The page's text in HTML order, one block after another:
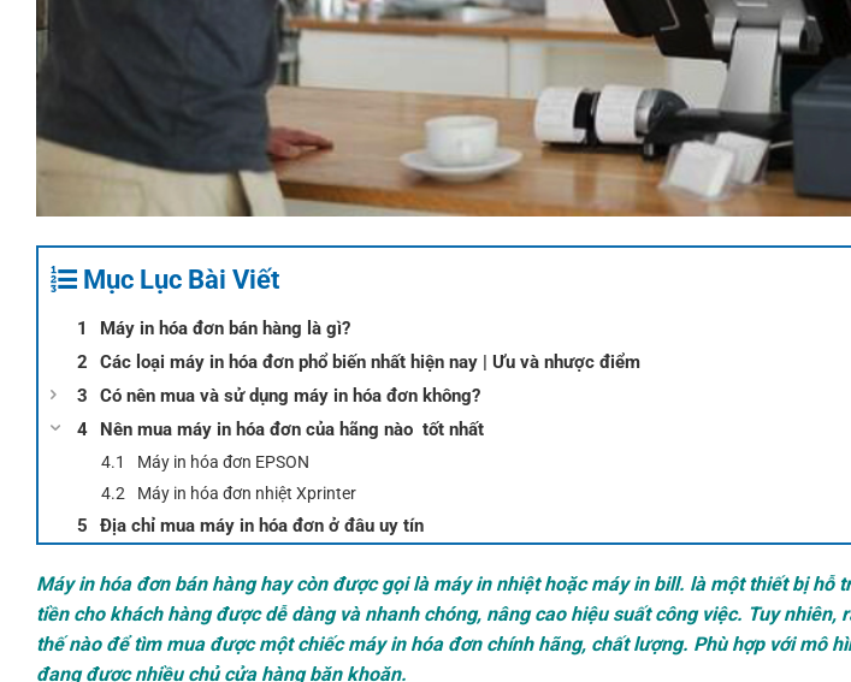
Mục Lục Bài Viết
Máy in hóa đơn bán hàng là gì?
Các loại máy in hóa đơn phổ biến nhất hiện nay | Ưu và nhược điểm
Có nên mua và sử dụng máy in hóa đơn không?
Nên mua máy in hóa đơn của hãng nào tốt nhất
Máy in hóa đơn EPSON
Máy in hóa đơn nhiệt Xprinter
Địa chỉ mua máy in hóa đơn ở đâu uy tín
Máy in hóa đơnbán hàng hay còn được gọi là máy in nhiệt hoặc máy in bill. là một thiết bị hỗ
tiền cho khách hàng được dễ dàng và nhanh chóng, nâng cao hiệu suất công việc. Tuy nhiên,
thế nào để tìm mua được một chiếc máy in hóa đơn chính hãng, chất lượng. Phù hợp với mô
đang được nhiều chủ cửa hàng băn khoăn.